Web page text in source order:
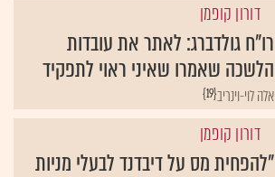
דורון קופמן
רו"ח גולדברג: לאתר את עובדות
הלשכה שאמרו שאיני ראוי לתפקיד
{19}אלה לוי-וינריב
דורון קופמן
"להפחית מס על דיבדנד לבעלי מניות